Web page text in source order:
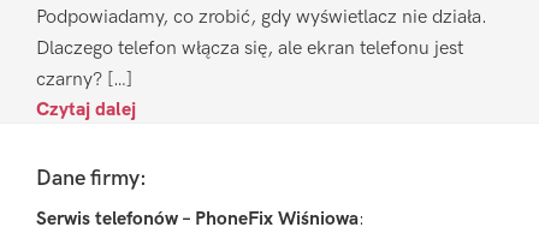
Podpowiadamy, co zrobić, gdy wyświetlacz nie działa.
Dlaczego telefon włącza się, ale ekran telefonu jest
czarny? […]
Czytaj dalej
FooterDane firmy:
Serwis telefonów – PhoneFix Wiśniowa: